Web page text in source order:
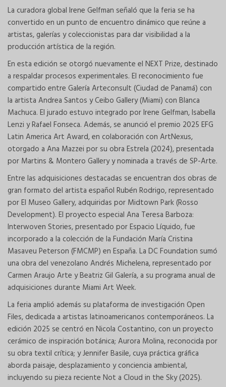
La curadora global Irene Gelfman señaló que la feria se ha
convertido en un punto de encuentro dinámico que reúne a
artistas, galerías y coleccionistas para dar visibilidad a la
producción artística de la región.
En esta edición se otorgó nuevamente el NEXT Prize, destinado
a respaldar procesos experimentales. El reconocimiento fue
compartido entre Galería Arteconsult (Ciudad de Panamá) con
la artista Andrea Santos y Ceibo Gallery (Miami) con Blanca
Machuca. El jurado estuvo integrado por Irene Gelfman, Isabella
Lenzi y Rafael Fonseca. Además, se anunció el premio 2025 EFG
Latin America Art Award, en colaboración con ArtNexus,
otorgado a Ana Mazzei por su obra Estrela (2024), presentada
por Martins & Montero Gallery y nominada a través de SP-Arte.
Entre las adquisiciones destacadas se encuentran dos obras de
gran formato del artista español Rubén Rodrigo, representado
por El Museo Gallery, adquiridas por Midtown Park (Rosso
Development). El proyecto especial Ana Teresa Barboza:
Interwoven Stories, presentado por Espacio Líquido, fue
incorporado a la colección de la Fundación María Cristina
Masaveu Peterson (FMCMP) en España. La DC Foundation sumó
una obra del venezolano Andrés Michelena, representado por
Carmen Araujo Arte y Beatriz Gil Galería, a su programa anual de
adquisiciones durante Miami Art Week.
La feria amplió además su plataforma de investigación Open
Files, dedicada a artistas latinoamericanos contemporáneos. La
edición 2025 se centró en Nicola Costantino, con un proyecto
cerámico de inspiración botánica; Aurora Molina, reconocida por
su obra textil crítica; y Jennifer Basile, cuya práctica gráfica
aborda paisaje, desplazamiento y conciencia ambiental,
incluyendo su pieza reciente Not a Cloud in the Sky (2025).